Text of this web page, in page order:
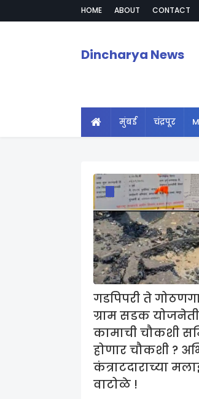
HOME ABOUT CONTACT
Dincharya News
मुंबई चंद्रपूर
गडपिपरी ते
ग्राम सडक
कामाची चौकशी
होणार चौकशी ?
कंत्राटदाराच्या
वाटोळे !